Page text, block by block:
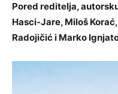
Pored reditelja,
Hasci-Jare, Miloš
Radojičić i Marko